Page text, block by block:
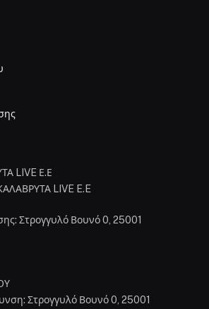
LIVE Ε.Ε
LIVE E.E
Στρογγυλό Βουνό 0, 25001
Στρογγυλό Βουνό 0, 25001